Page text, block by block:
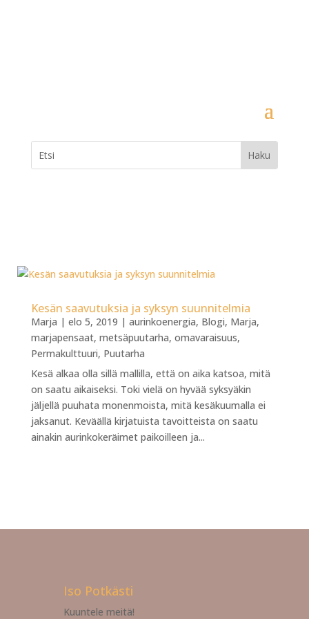
Kesän saavutuksia ja syksyn suunnitelmia
Marja | elo 5, 2019 | aurinkoenergia, Blogi, Marja,
marjapensaat, metsäpuutarha, omavaraisuus,
Permakulttuuri, Puutarha
Kesä alkaa olla sillä mallilla, että on aika katsoa, mitä
on saatu aikaiseksi. Toki vielä on hyvää syksyäkin
jäljellä puuhata monenmoista, mitä kesäkuumalla ei
jaksanut. Keväällä kirjatuista tavoitteista on saatu
ainakin aurinkokeräimet paikoilleen ja...
Iso Potkästi
Kuuntele meitä!